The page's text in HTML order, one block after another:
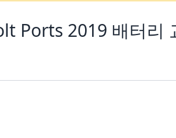
Ports 2019 배터리